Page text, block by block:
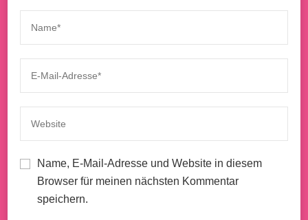
Name, E-Mail-Adresse und Website in diesem
Browser für meinen nächsten Kommentar
speichern.